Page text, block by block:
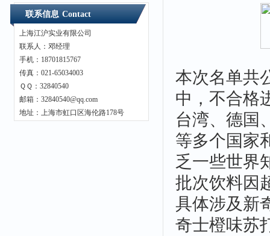
联系信息 Contact
上海江沪实业有限公司
联系人：邓经理
手机：18701815767
传真：021-65034003
ＱＱ：32840540
邮箱：32840540@qq.com
地址：上海市虹口区海伦路178号
本次名单共
中，不合格
台湾、德国
等多个国家
乏一些世界
批次饮料因
具体涉及新
奇士橙味苏